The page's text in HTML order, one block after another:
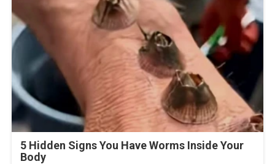
5 Hidden Signs You Have Worms Inside Your
Body